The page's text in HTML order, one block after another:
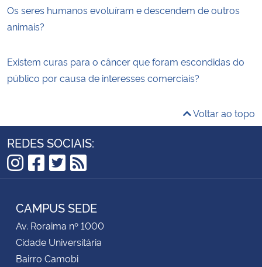
Os seres humanos evoluíram e descendem de outros
animais?
Existem curas para o câncer que foram escondidas do
público por causa de interesses comerciais?
Voltar ao topo
REDES SOCIAIS:
Instagram
Facebook
Twitter
RSS
CAMPUS SEDE
Av. Roraima nº 1000
Cidade Universitária
Bairro Camobi